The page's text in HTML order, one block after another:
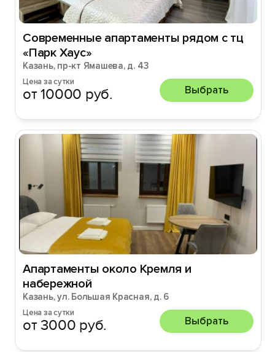
Современные апартаменты рядом с тц
«Парк Хаус»
Казань, пр-кт Ямашева, д. 43
Цена за сутки
от 10000 руб. Выбрать
Апартаменты около Кремля и
набережной
Казань, ул. Большая Красная, д. 6
Цена за сутки
от 3000 руб. Выбрать